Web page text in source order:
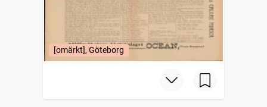
[omärkt], Göteborg